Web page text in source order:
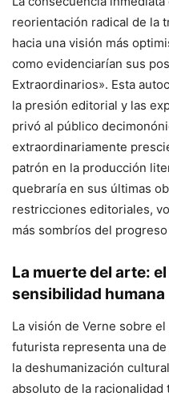
reorientación radical de la
hacia una visión más
como evidenciarían sus
Extraordinarios». Esta
la presión editorial y las
privó al público
extraordinariamente
patrón en la producción
quebraría en sus últimas
restricciones editoriales,
más sombríos del
La muerte del arte:
sensibilidad humana
La visión de Verne sobre
futurista representa una
la deshumanización
absoluto de la racionalidad